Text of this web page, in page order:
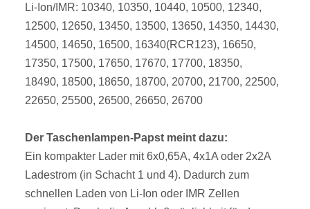
Li-Ion/IMR: 10340, 10350, 10440, 10500, 12340,
12500, 12650, 13450, 13500, 13650, 14350, 14430,
14500, 14650, 16500, 16340(RCR123), 16650,
17350, 17500, 17650, 17670, 17700, 18350,
18490, 18500, 18650, 18700, 20700, 21700, 22500,
22650, 25500, 26500, 26650, 26700
Der Taschenlampen-Papst meint dazu:
Ein kompakter Lader mit 6x0,65A, 4x1A oder 2x2A
Ladestrom (in Schacht 1 und 4). Dadurch zum
schnellen Laden von Li-Ion oder IMR Zellen